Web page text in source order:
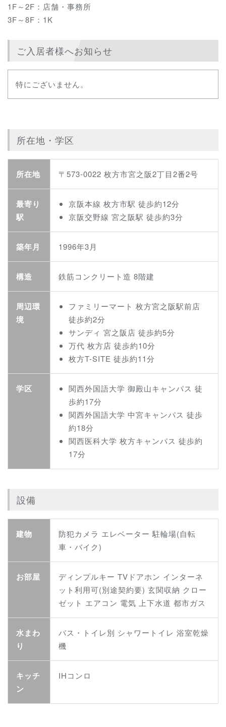
1F～2F：店舗・事務所
3F～8F：1K
ご入居者様へお知らせ
特にございません。
所在地・学区
所在地 〒573-0022 枚方市宮之阪2丁目2番2号
最寄り
駅
京阪本線 枚方市駅 徒歩約12分
京阪交野線 宮之阪駅 徒歩約3分
築年月 1996年3月
構造 鉄筋コンクリート造 8階建
周辺環
境
ファミリーマート 枚方宮之阪駅前店
徒歩約2分
サンディ 宮之阪店 徒歩約5分
万代 枚方店 徒歩約10分
枚方T-SITE 徒歩約11分
学区
関西外国語大学 御殿山キャンパス 徒
歩約17分
関西外国語大学 中宮キャンパス 徒歩
約18分
関西医科大学 枚方キャンパス 徒歩約
17分
設備
建物
防犯カメラ エレベーター 駐輪場(自転
車・バイク)
お部屋
ディンプルキー TVドアホン インターネ
ット利用可(別途契約要) 玄関収納 クロー
ゼット エアコン 電気 上下水道 都市ガス
水まわ
り
バス・トイレ別 シャワートイレ 浴室乾燥
機
キッチ
ン
IHコンロ